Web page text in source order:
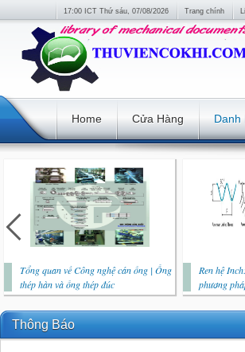
17:00 ICT Thứ sáu, 07/08/2026 Trang chính
Home Cửa Hàng Danh
Tổng quan về Công nghệ cán ống | Ống
thép hàn và ống thép đúc
Ren hệ
phương
Thông Báo